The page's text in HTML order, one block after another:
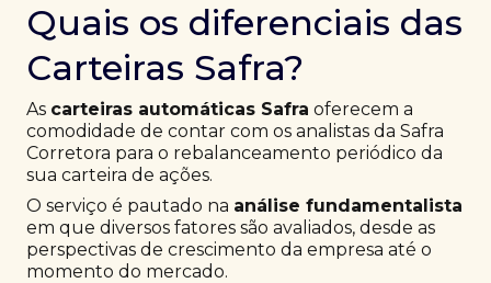
Quais os diferenciais das
Carteiras Safra?
As carteiras automáticas Safra oferecem a
comodidade de contar com os analistas da Safra
Corretora para o rebalanceamento periódico da
sua carteira de ações.
O serviço é pautado na análise fundamentalista
em que diversos fatores são avaliados, desde as
perspectivas de crescimento da empresa até o
momento do mercado.